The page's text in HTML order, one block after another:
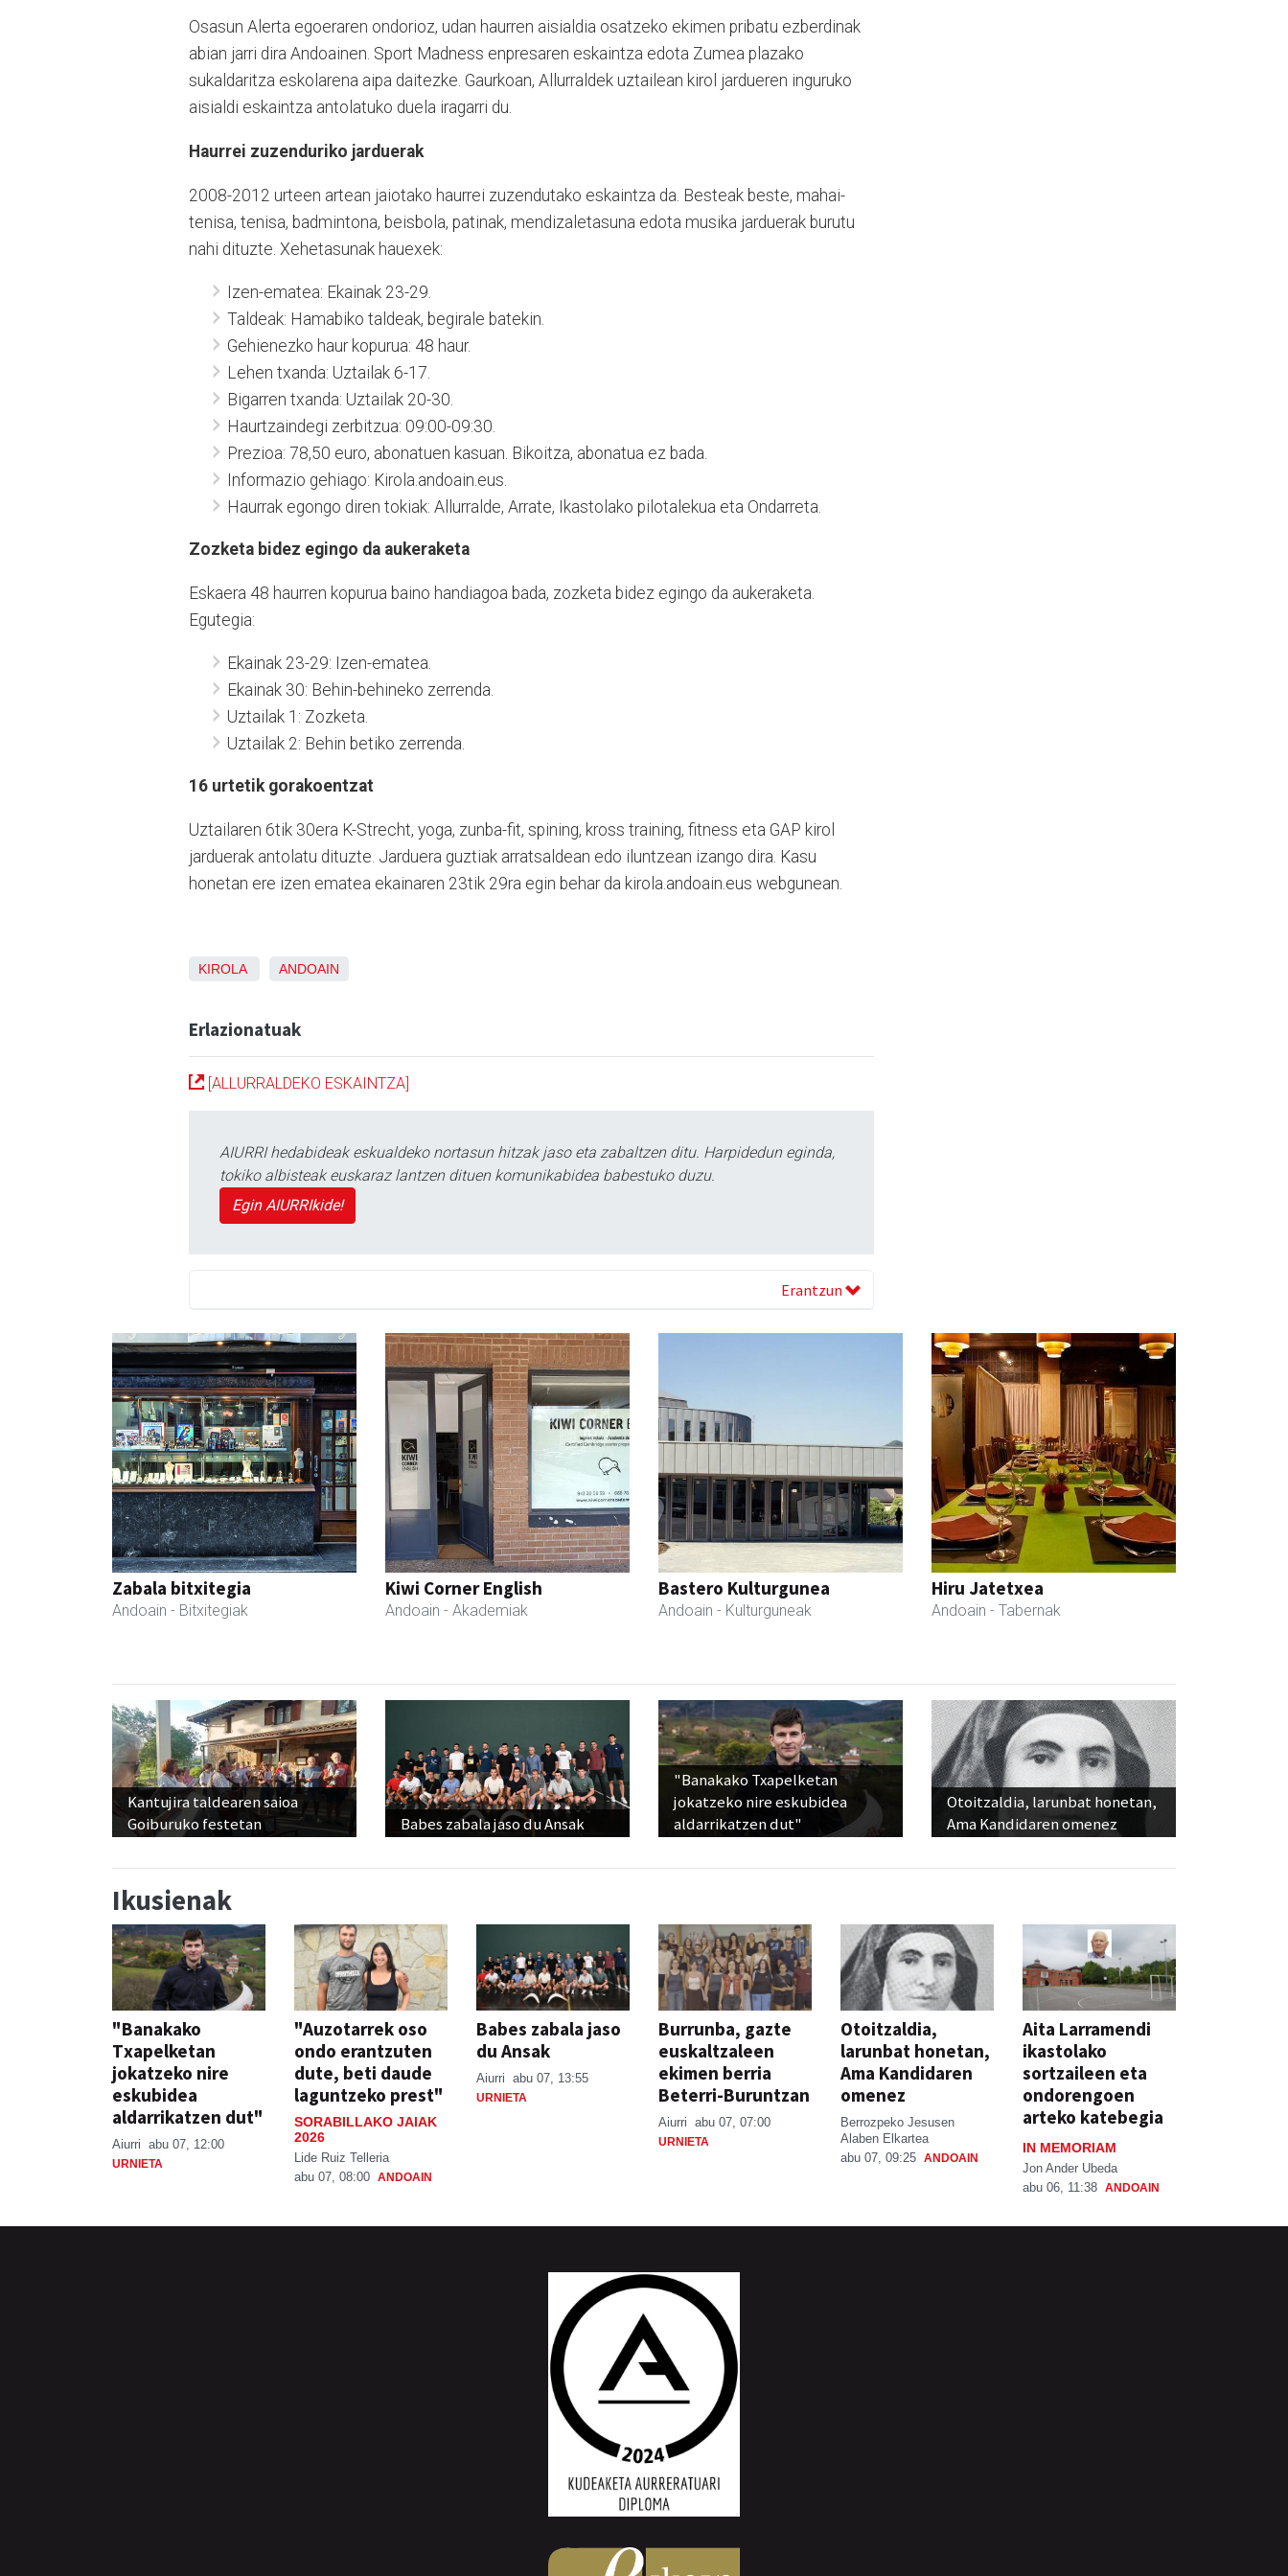
Osasun Alerta egoeraren ondorioz, udan haurren aisialdia osatzeko ekimen pribatu ezberdinak
abian jarri dira Andoainen. Sport Madness enpresaren eskaintza edota Zumea plazako
sukaldaritza eskolarena aipa daitezke. Gaurkoan, Allurraldek uztailean kirol jardueren inguruko
aisialdi eskaintza antolatuko duela iragarri du.
Haurrei zuzenduriko jarduerak
2008-2012 urteen artean jaiotako haurrei zuzendutako eskaintza da. Besteak beste, mahai-
tenisa, tenisa, badmintona, beisbola, patinak, mendizaletasuna edota musika jarduerak burutu
nahi dituzte. Xehetasunak hauexek:
Izen-ematea: Ekainak 23-29.
Taldeak: Hamabiko taldeak, begirale batekin.
Gehienezko haur kopurua: 48 haur.
Lehen txanda: Uztailak 6-17.
Bigarren txanda: Uztailak 20-30.
Haurtzaindegi zerbitzua: 09:00-09:30.
Prezioa: 78,50 euro, abonatuen kasuan. Bikoitza, abonatua ez bada.
Informazio gehiago: Kirola.andoain.eus.
Haurrak egongo diren tokiak: Allurralde, Arrate, Ikastolako pilotalekua eta Ondarreta.
Zozketa bidez egingo da aukeraketa
Eskaera 48 haurren kopurua baino handiagoa bada, zozketa bidez egingo da aukeraketa.
Egutegia:
Ekainak 23-29: Izen-ematea.
Ekainak 30: Behin-behineko zerrenda.
Uztailak 1: Zozketa.
Uztailak 2: Behin betiko zerrenda.
16 urtetik gorakoentzat
Uztailaren 6tik 30era K-Strecht, yoga, zunba-fit, spining, kross training, fitness eta GAP kirol
jarduerak antolatu dituzte. Jarduera guztiak arratsaldean edo iluntzean izango dira. Kasu
honetan ere izen ematea ekainaren 23tik 29ra egin behar da kirola.andoain.eus webgunean.
KIROLA ANDOAIN
Erlazionatuak
[ALLURRALDEKO ESKAINTZA]
AIURRI hedabideak eskualdeko nortasun hitzak jaso eta zabaltzen ditu. Harpidedun eginda,
tokiko albisteak euskaraz lantzen dituen komunikabidea babestuko duzu.
Egin AIURRIkide!
Erantzun
Zabala bitxitegia
Andoain - Bitxitegiak
Kiwi Corner English
Andoain - Akademiak
Bastero Kulturgunea
Andoain - Kulturguneak
Hiru Jatetxea
Andoain - Tabernak
Kantujira taldearen saioa
Goiburuko festetan
Babes zabala jaso du Ansak
"Banakako Txapelketan
jokatzeko nire eskubidea
aldarrikatzen dut"
Otoitzaldia, larunbat honetan,
Ama Kandidaren omenez
Ikusienak
"Banakako
Txapelketan
jokatzeko nire
eskubidea
aldarrikatzen dut"
Aiurri abu 07, 12:00
URNIETA
"Auzotarrek oso
ondo erantzuten
dute, beti daude
laguntzeko prest"
SORABILLAKO JAIAK
2026
Lide Ruiz Telleria
abu 07, 08:00 ANDOAIN
Babes zabala jaso
du Ansak
Aiurri abu 07, 13:55
URNIETA
Burrunba, gazte
euskaltzaleen
ekimen berria
Beterri-Buruntzan
Aiurri abu 07, 07:00
URNIETA
Otoitzaldia,
larunbat honetan,
Ama Kandidaren
omenez
Berrozpeko Jesusen
Alaben Elkartea
abu 07, 09:25 ANDOAIN
Aita Larramendi
ikastolako
sortzaileen eta
ondorengoen
arteko katebegia
IN MEMORIAM
Jon Ander Ubeda
abu 06, 11:38 ANDOAIN